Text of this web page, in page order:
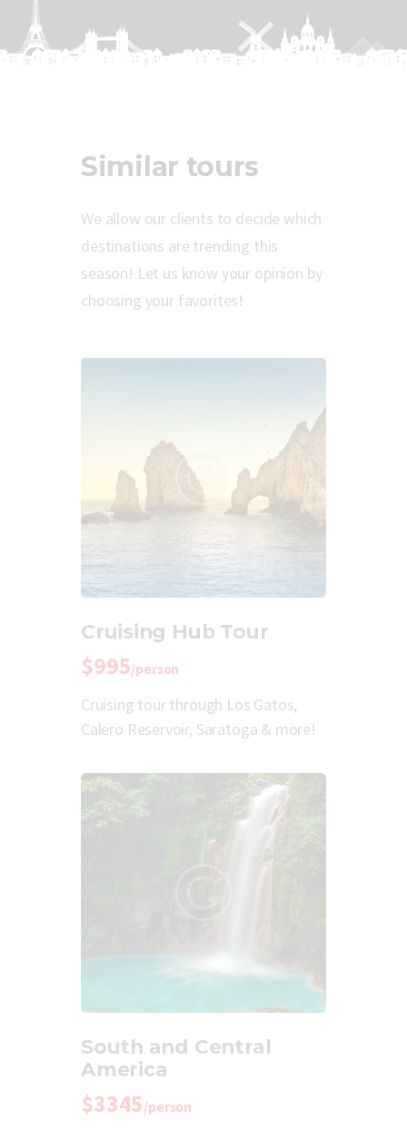
Similar tours
We allow our clients to decide which
destinations are trending this
season! Let us know your opinion by
choosing your favorites!
Cruising Hub Tour
$995/person
Cruising tour through Los Gatos,
Calero Reservoir, Saratoga & more!
South and Central
America
$3345/person